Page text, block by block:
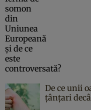
De ce unii
țânțari